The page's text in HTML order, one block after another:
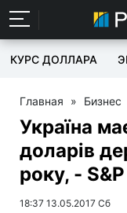
КУРС ДОЛЛАРА
Главная » Бизнес
Україна
доларів
року, - S&P
18:37 13.05.2017 Сб